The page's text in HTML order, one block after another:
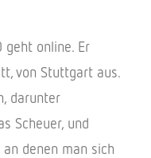
geht online. Er
von Stutt­gart aus.
darun­ter
Scheuer, und
denen man sich